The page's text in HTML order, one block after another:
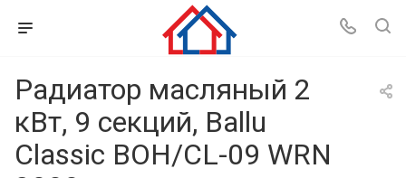
Радиатор масляный 2
кВт, 9 секций, Ballu
Classic BOH/CL-09 WRN